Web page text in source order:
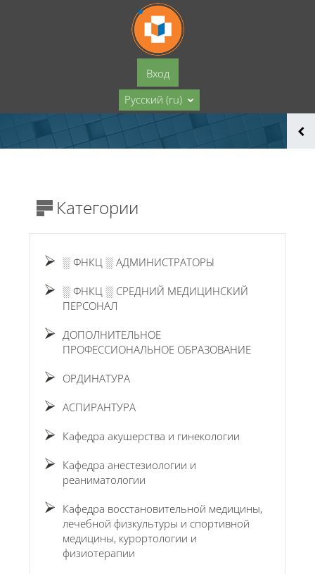
Перейти к основному содержанию
Вход
Русский ‎(ru)‎
Категории
░ ФНКЦ ░ АДМИНИСТРАТОРЫ
░ ФНКЦ ░ СРЕДНИЙ МЕДИЦИНСКИЙ
ПЕРСОНАЛ
ДОПОЛНИТЕЛЬНОЕ
ПРОФЕССИОНАЛЬНОЕ ОБРАЗОВАНИЕ
ОРДИНАТУРА
АСПИРАНТУРА
Кафедра акушерства и гинекологии
Кафедра анестезиологии и
реаниматологии
Кафедра восстановительной медицины,
лечебной физкультуры и спортивной
медицины, курортологии и
физиотерапии